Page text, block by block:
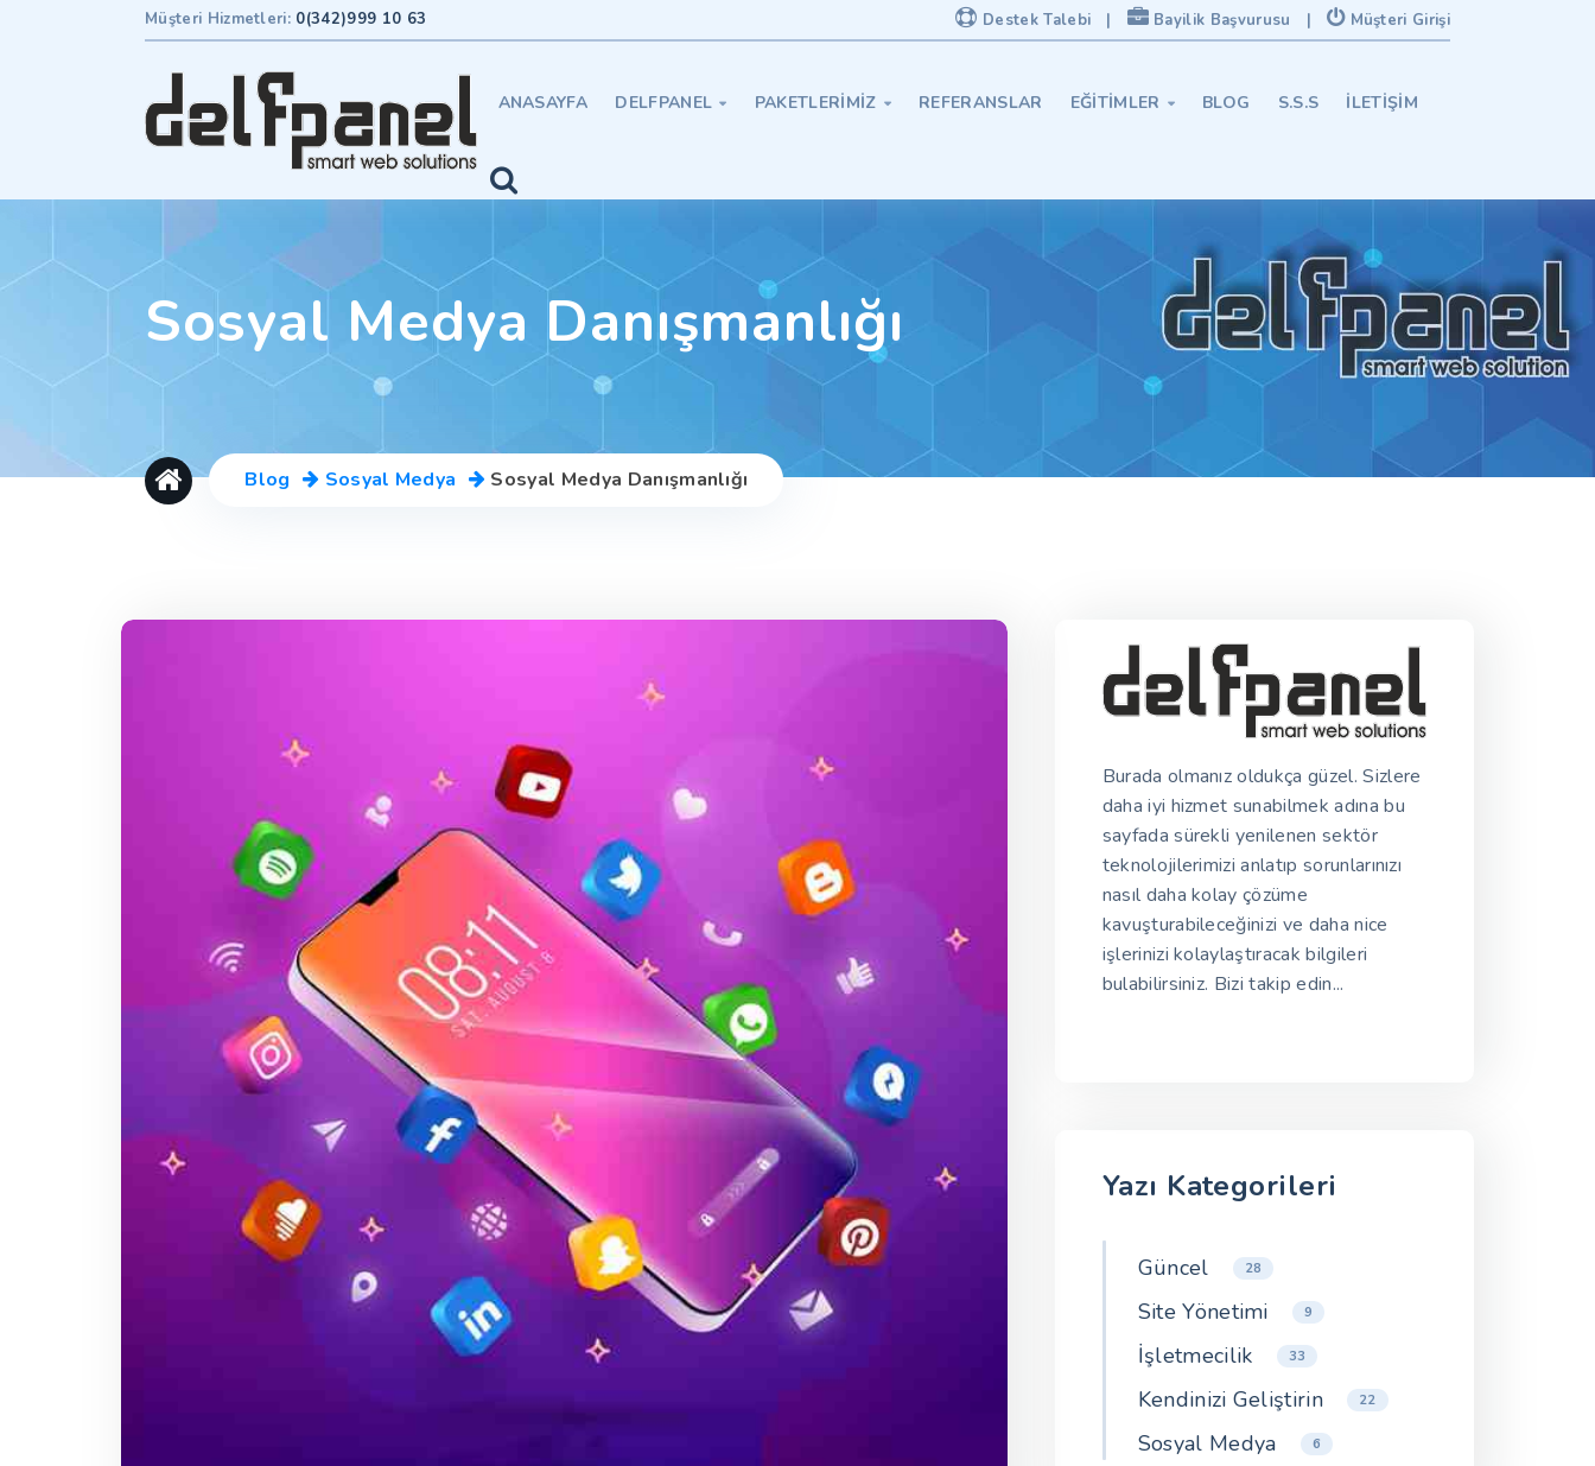
Müşteri Hizmetleri: 0(342)999 10 63 Destek Talebi | Bayilik Başvurusu | Müşteri Girişi
ANASAYFA DELFPANEL  PAKETLERIMIZ  REFERANSLAR EĞITIMLER  BLOG S.S.S İLETIŞIM
Sosyal Medya Danışmanlığı
Blog Sosyal Medya Sosyal Medya Danışmanlığı
Burada olmanız oldukça güzel. Sizlere
daha iyi hizmet sunabilmek adına bu
sayfada sürekli yenilenen sektör
teknolojilerimizi anlatıp sorunlarınızı
nasıl daha kolay çözüme
kavuşturabileceğinizi ve daha nice
işlerinizi kolaylaştıracak bilgileri
bulabilirsiniz. Bizi takip edin...
Yazı Kategorileri
Güncel 28
Site Yönetimi 9
İşletmecilik 33
Kendinizi Geliştirin 22
Sosyal Medya 6